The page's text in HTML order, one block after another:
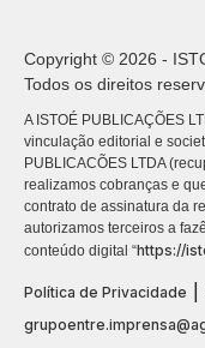
Copyright © 2026 -
Todos os direitos
A ISTOÉ PUBLICAÇÕES
vinculação editorial e
PUBLICACÕES LTDA
realizamos cobranças e
contrato de assinatura da
autorizamos terceiros a
conteúdo digital “https://
Política de Privacidade